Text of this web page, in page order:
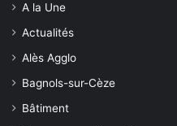
A la Une
Actualités
Alès Agglo
Bagnols-sur-Cèze
Bâtiment